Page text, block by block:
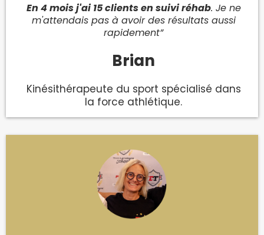
En 4 mois j'ai 15 clients en suivi réhab. Je ne
m'attendais pas à avoir des résultats aussi
rapidement”
Brian
Kinésithérapeute du sport spécialisé dans
la force athlétique.